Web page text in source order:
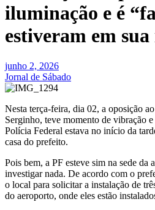
iluminação e é
estiveram em
junho 2, 2026
Jornal de Sábado
Nesta terça-feira, dia 02, a oposição
Serginho, teve momento de vibração
Polícia Federal estava no início da
casa do prefeito.
Pois bem, a PF esteve sim na sede da
investigar nada. De acordo com o
o local para solicitar a instalação de
do aeroporto, onde eles estão